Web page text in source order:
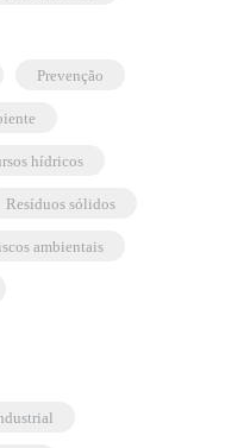
prevenção
hídricos
resíduos sólidos
riscos ambientais